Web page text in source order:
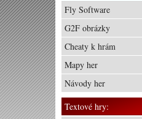
Fly Software
G2F obrázky
Cheaty k hrám
Mapy her
Návody her
Textové hry: